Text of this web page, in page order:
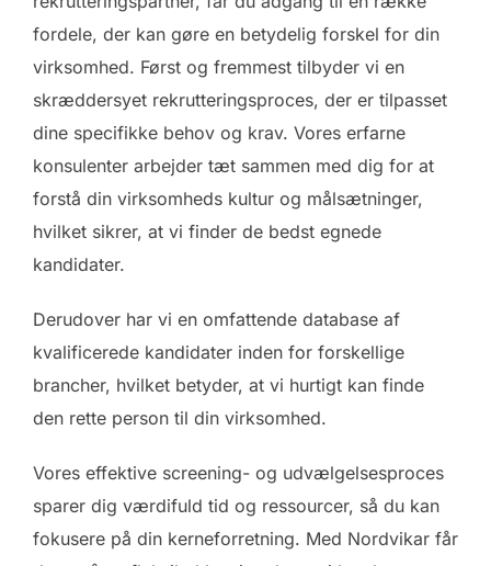
fordele, der kan gøre en betydelig forskel for din
virksomhed. Først og fremmest tilbyder vi en
skræddersyet rekrutteringsproces, der er tilpasset
dine specifikke behov og krav. Vores erfarne
konsulenter arbejder tæt sammen med dig for at
forstå din virksomheds kultur og målsætninger,
hvilket sikrer, at vi finder de bedst egnede
kandidater.
Derudover har vi en omfattende database af
kvalificerede kandidater inden for forskellige
brancher, hvilket betyder, at vi hurtigt kan finde
den rette person til din virksomhed.
Vores effektive screening- og udvælgelsesproces
sparer dig værdifuld tid og ressourcer, så du kan
fokusere på din kerneforretning. Med Nordvikar får